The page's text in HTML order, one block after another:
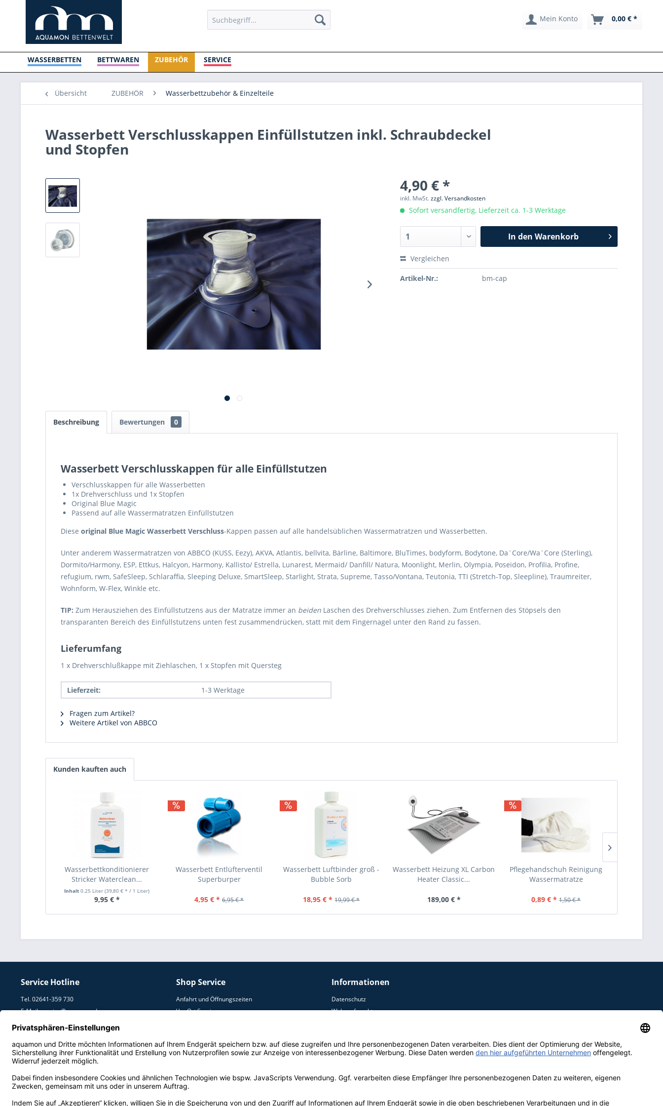
Mein Konto 0,00 € *
WASSERBETTEN BETTWAREN ZUBEHÖR SERVICE
Übersicht ZUBEHÖR Wasserbettzubehör & Einzelteile
Wasserbett Verschlusskappen Einfüllstutzen inkl. Schraubdeckel
und Stopfen
4,90 € *
inkl. MwSt.zzgl. Versandkosten
Sofort versandfertig, Lieferzeit ca. 1-3 Werktage
In den Warenkorb
Vergleichen
Artikel-Nr.: bm-cap
Beschreibung Bewertungen 0
Wasserbett Verschlusskappen für alle Einfüllstutzen
Verschlusskappen für alle Wasserbetten
1x Drehverschluss und 1x Stopfen
Original Blue Magic
Passend auf alle Wassermatratzen Einfüllstutzen
Diese original Blue Magic Wasserbett Verschluss-Kappen passen auf alle handelsüblichen Wassermatratzen und Wasserbetten.
Unter anderem Wassermatratzen von ABBCO (KUSS, Eezy), AKVA, Atlantis, bellvita, Bärline, Baltimore, BluTimes, bodyform, Bodytone, Da´Core/Wa´Core (Sterling),
Dormito/Harmony, ESP, Ettkus, Halcyon, Harmony, Kallisto/ Estrella, Lunarest, Mermaid/ Danfill/ Natura, Moonlight, Merlin, Olympia, Poseidon, Profilia, Profine,
refugium, rwm, SafeSleep, Schlaraffia, Sleeping Deluxe, SmartSleep, Starlight, Strata, Supreme, Tasso/Vontana, Teutonia, TTI (Stretch-Top, Sleepline), Traumreiter,
Wohnform, W-Flex, Winkle etc.
TIP: Zum Herausziehen des Einfüllstutzens aus der Matratze immer an beiden Laschen des Drehverschlusses ziehen. Zum Entfernen des Stöpsels den
transparanten Bereich des Einfüllstutzens unten fest zusammendrücken, statt mit dem Fingernagel unter den Rand zu fassen.
Lieferumfang
1 x Drehverschlußkappe mit Ziehlaschen, 1 x Stopfen mit Quersteg
Lieferzeit: 1-3 Werktage
Fragen zum Artikel?
Weitere Artikel von ABBCO
Kunden kauften auch
Wasserbettkonditionierer
Stricker Waterclean...
Inhalt0.25 Liter(39,80 € * / 1 Liter)
9,95 € *
Wasserbett Entlüfterventil
Superburper
4,95 € * 6,95 € *
Wasserbett Luftbinder groß -
Bubble Sorb
18,95 € * 19,99 € *
Wasserbett Heizung XL Carbon
Heater Classic...
189,00 € *
Pflegehandschuh Reinigung
Wassermatratze
0,89 € * 1,50 € *
Service Hotline
Tel. 02641-359 730
E-Mail:service@aquamon.de
Shop Service
Anfahrt und Öffnungszeiten
Vor Ort Service
Informationen
Datenschutz
Widerrufsrecht
Impressum